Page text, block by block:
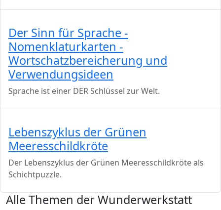
Der Sinn für Sprache -
Nomenklaturkarten -
Wortschatzbereicherung und
Verwendungsideen
Sprache ist einer DER Schlüssel zur Welt.
Lebenszyklus der Grünen
Meeresschildkröte
Der Lebenszyklus der Grünen Meeresschildkröte als
Schichtpuzzle.
Alle Themen der Wunderwerkstatt